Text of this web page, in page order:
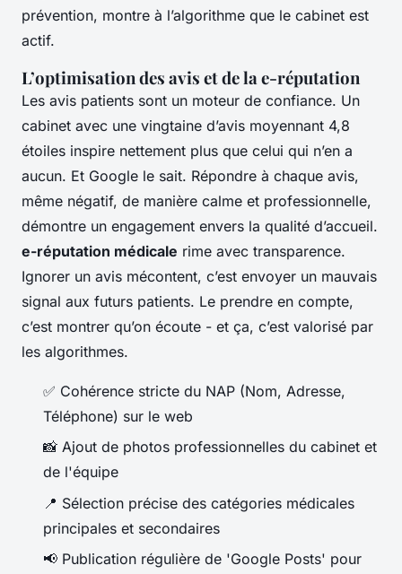
prévention, montre à l’algorithme que le cabinet est
actif.
L’optimisation des avis et de la e-réputation
Les avis patients sont un moteur de confiance. Un
cabinet avec une vingtaine d’avis moyennant 4,8
étoiles inspire nettement plus que celui qui n’en a
aucun. Et Google le sait. Répondre à chaque avis,
même négatif, de manière calme et professionnelle,
démontre un engagement envers la qualité d’accueil.
e-réputation médicale rime avec transparence.
Ignorer un avis mécontent, c’est envoyer un mauvais
signal aux futurs patients. Le prendre en compte,
c’est montrer qu’on écoute - et ça, c’est valorisé par
les algorithmes.
✅ Cohérence stricte du NAP (Nom, Adresse,
Téléphone) sur le web
📸 Ajout de photos professionnelles du cabinet et
de l'équipe
📍 Sélection précise des catégories médicales
principales et secondaires
📢 Publication régulière de 'Google Posts' pour